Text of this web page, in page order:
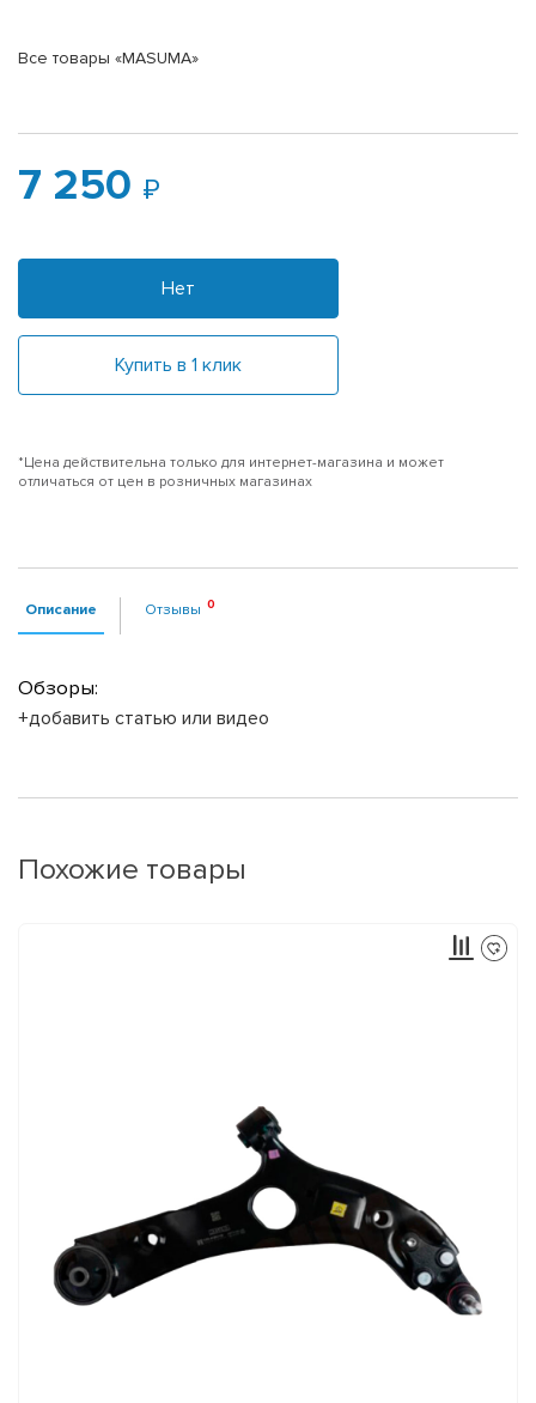
Все товары «MASUMA»
7 250
Нет
Купить в 1 клик
*Цена действительна только для интернет-магазина и может
отличаться от цен в розничных магазинах
Описание Отзывы
Обзоры:
+добавить статью или видео
Похожие товары